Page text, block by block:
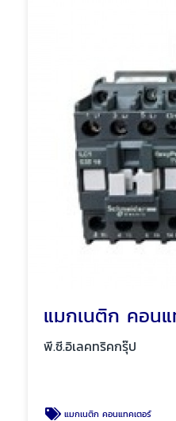
พี.ซี.อิเลคทริคกรุ๊ป
แมกเนติก คอนแทคเตอร์